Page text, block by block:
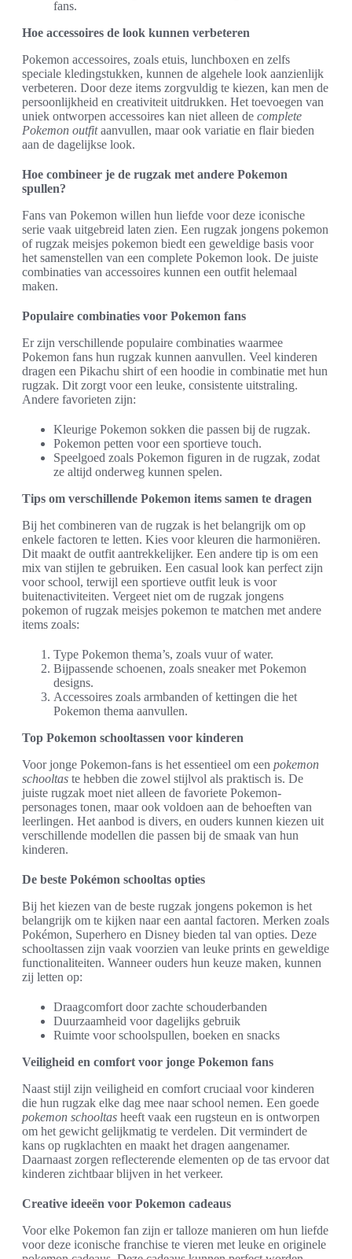
fans.
Hoe accessoires de look kunnen verbeteren
Pokemon accessoires, zoals etuis, lunchboxen en zelfs
speciale kledingstukken, kunnen de algehele look aanzienlijk
verbeteren. Door deze items zorgvuldig te kiezen, kan men de
persoonlijkheid en creativiteit uitdrukken. Het toevoegen van
uniek ontworpen accessoires kan niet alleen de complete
Pokemon outfitaanvullen, maar ook variatie en flair bieden
aan de dagelijkse look.
Hoe combineer je de rugzak met andere Pokemon
spullen?
Fans van Pokemon willen hun liefde voor deze iconische
serie vaak uitgebreid laten zien. Een rugzak jongens pokemon
of rugzak meisjes pokemon biedt een geweldige basis voor
het samenstellen van een complete Pokemon look. De juiste
combinaties van accessoires kunnen een outfit helemaal
maken.
Populaire combinaties voor Pokemon fans
Er zijn verschillende populaire combinaties waarmee
Pokemon fans hun rugzak kunnen aanvullen. Veel kinderen
dragen een Pikachu shirt of een hoodie in combinatie met hun
rugzak. Dit zorgt voor een leuke, consistente uitstraling.
Andere favorieten zijn:
Kleurige Pokemon sokken die passen bij de rugzak.
Pokemon petten voor een sportieve touch.
Speelgoed zoals Pokemon figuren in de rugzak, zodat
ze altijd onderweg kunnen spelen.
Tips om verschillende Pokemon items samen te dragen
Bij het combineren van de rugzak is het belangrijk om op
enkele factoren te letten. Kies voor kleuren die harmoniëren.
Dit maakt de outfit aantrekkelijker. Een andere tip is om een
mix van stijlen te gebruiken. Een casual look kan perfect zijn
voor school, terwijl een sportieve outfit leuk is voor
buitenactiviteiten. Vergeet niet om de rugzak jongens
pokemon of rugzak meisjes pokemon te matchen met andere
items zoals:
Type Pokemon thema’s, zoals vuur of water.
Bijpassende schoenen, zoals sneaker met Pokemon
designs.
Accessoires zoals armbanden of kettingen die het
Pokemon thema aanvullen.
Top Pokemon schooltassen voor kinderen
Voor jonge Pokemon-fans is het essentieel om een pokemon
schooltas te hebben die zowel stijlvol als praktisch is. De
juiste rugzak moet niet alleen de favoriete Pokemon-
personages tonen, maar ook voldoen aan de behoeften van
leerlingen. Het aanbod is divers, en ouders kunnen kiezen uit
verschillende modellen die passen bij de smaak van hun
kinderen.
De beste Pokémon schooltas opties
Bij het kiezen van de beste rugzak jongens pokemon is het
belangrijk om te kijken naar een aantal factoren. Merken zoals
Pokémon, Superhero en Disney bieden tal van opties. Deze
schooltassen zijn vaak voorzien van leuke prints en geweldige
functionaliteiten. Wanneer ouders hun keuze maken, kunnen
zij letten op:
Draagcomfort door zachte schouderbanden
Duurzaamheid voor dagelijks gebruik
Ruimte voor schoolspullen, boeken en snacks
Veiligheid en comfort voor jonge Pokemon fans
Naast stijl zijn veiligheid en comfort cruciaal voor kinderen
die hun rugzak elke dag mee naar school nemen. Een goede
pokemon schooltas heeft vaak een rugsteun en is ontworpen
om het gewicht gelijkmatig te verdelen. Dit vermindert de
kans op rugklachten en maakt het dragen aangenamer.
Daarnaast zorgen reflecterende elementen op de tas ervoor dat
kinderen zichtbaar blijven in het verkeer.
Creative ideeën voor Pokemon cadeaus
Voor elke Pokemon fan zijn er talloze manieren om hun liefde
voor deze iconische franchise te vieren met leuke en originele